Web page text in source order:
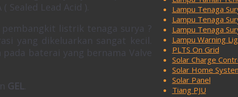
Sealed Lead Acid ).
listrik tenaga surya ?
yang dikeluarkan sangat kecil.
baterai yang bernama Valve
GEL
Lampu Tenaga
Lampu Tenaga
Lampu Tenaga
Lampu Warning
PLTS On Grid
Solar Charge
Solar Home
Solar Panel
Tiang PJU